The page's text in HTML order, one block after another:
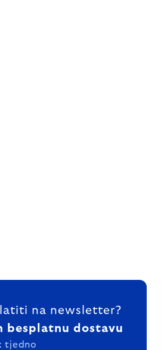
na newsletter?
besplatnu dostavu
tjedno